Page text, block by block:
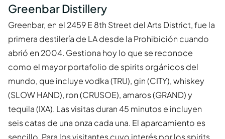
Greenbar Distillery
Greenbar, en el 2459 E 8th Street del Arts District, fue la
primera destilería de LA desde la Prohibición cuando
abrió en 2004. Gestiona hoy lo que se reconoce
como el mayor portafolio de spirits orgánicos del
mundo, que incluye vodka (TRU), gin (CITY), whiskey
(SLOW HAND), ron (CRUSOE), amaros (GRAND) y
tequila (IXA). Las visitas duran 45 minutos e incluyen
seis catas de una onza cada una. El aparcamiento es
sencillo. Para los visitantes cuyo interés por los spirits